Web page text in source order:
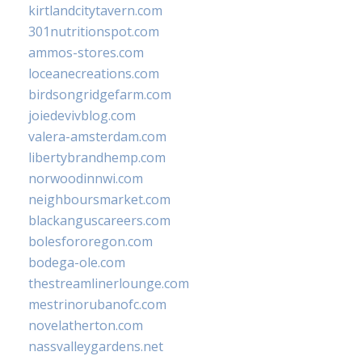
kirtlandcitytavern.com
301nutritionspot.com
ammos-stores.com
loceanecreations.com
birdsongridgefarm.com
joiedevivblog.com
valera-amsterdam.com
libertybrandhemp.com
norwoodinnwi.com
neighboursmarket.com
blackanguscareers.com
bolesfororegon.com
bodega-ole.com
thestreamlinerlounge.com
mestrinorubanofc.com
novelatherton.com
nassvalleygardens.net